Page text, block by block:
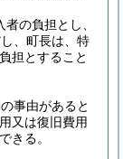
の負担とし、
、町長は、特
担とすること
事由があると
又は復旧費用
きる。